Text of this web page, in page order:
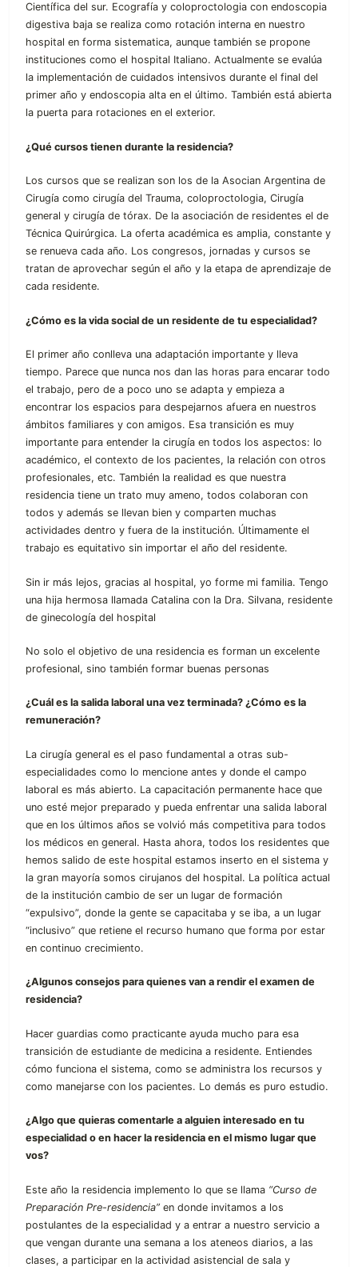
Científica del sur. Ecografía y coloproctologia con endoscopia
digestiva baja se realiza como rotación interna en nuestro
hospital en forma sistematica, aunque también se propone
instituciones como el hospital Italiano. Actualmente se evalúa
la implementación de cuidados intensivos durante el final del
primer año y endoscopia alta en el último. También está abierta
la puerta para rotaciones en el exterior.
¿Qué cursos tienen durante la residencia?
Los cursos que se realizan son los de la Asocian Argentina de
Cirugía como cirugía del Trauma, coloproctologia, Cirugía
general y cirugía de tórax. De la asociación de residentes el de
Técnica Quirúrgica. La oferta académica es amplia, constante y
se renueva cada año. Los congresos, jornadas y cursos se
tratan de aprovechar según el año y la etapa de aprendizaje de
cada residente.
¿Cómo es la vida social de un residente de tu especialidad?
El primer año conlleva una adaptación importante y lleva
tiempo. Parece que nunca nos dan las horas para encarar todo
el trabajo, pero de a poco uno se adapta y empieza a
encontrar los espacios para despejarnos afuera en nuestros
ámbitos familiares y con amigos. Esa transición es muy
importante para entender la cirugía en todos los aspectos: lo
académico, el contexto de los pacientes, la relación con otros
profesionales, etc. También la realidad es que nuestra
residencia tiene un trato muy ameno, todos colaboran con
todos y además se llevan bien y comparten muchas
actividades dentro y fuera de la institución. Últimamente el
trabajo es equitativo sin importar el año del residente.
Sin ir más lejos, gracias al hospital, yo forme mi familia. Tengo
una hija hermosa llamada Catalina con la Dra. Silvana, residente
de ginecología del hospital
No solo el objetivo de una residencia es forman un excelente
profesional, sino también formar buenas personas
¿Cuál es la salida laboral una vez terminada? ¿Cómo es la
remuneración?
La cirugía general es el paso fundamental a otras sub-
especialidades como lo mencione antes y donde el campo
laboral es más abierto. La capacitación permanente hace que
uno esté mejor preparado y pueda enfrentar una salida laboral
que en los últimos años se volvió más competitiva para todos
los médicos en general. Hasta ahora, todos los residentes que
hemos salido de este hospital estamos inserto en el sistema y
la gran mayoría somos cirujanos del hospital. La política actual
de la institución cambio de ser un lugar de formación
“expulsivo”, donde la gente se capacitaba y se iba, a un lugar
“inclusivo” que retiene el recurso humano que forma por estar
en continuo crecimiento.
¿Algunos consejos para quienes van a rendir el examen de
residencia?
Hacer guardias como practicante ayuda mucho para esa
transición de estudiante de medicina a residente. Entiendes
cómo funciona el sistema, como se administra los recursos y
como manejarse con los pacientes. Lo demás es puro estudio.
¿Algo que quieras comentarle a alguien interesado en tu
especialidad o en hacer la residencia en el mismo lugar que
vos?
Este año la residencia implemento lo que se llama “Curso de
Preparación Pre-residencia” en donde invitamos a los
postulantes de la especialidad y a entrar a nuestro servicio a
que vengan durante una semana a los ateneos diarios, a las
clases, a participar en la actividad asistencial de sala y